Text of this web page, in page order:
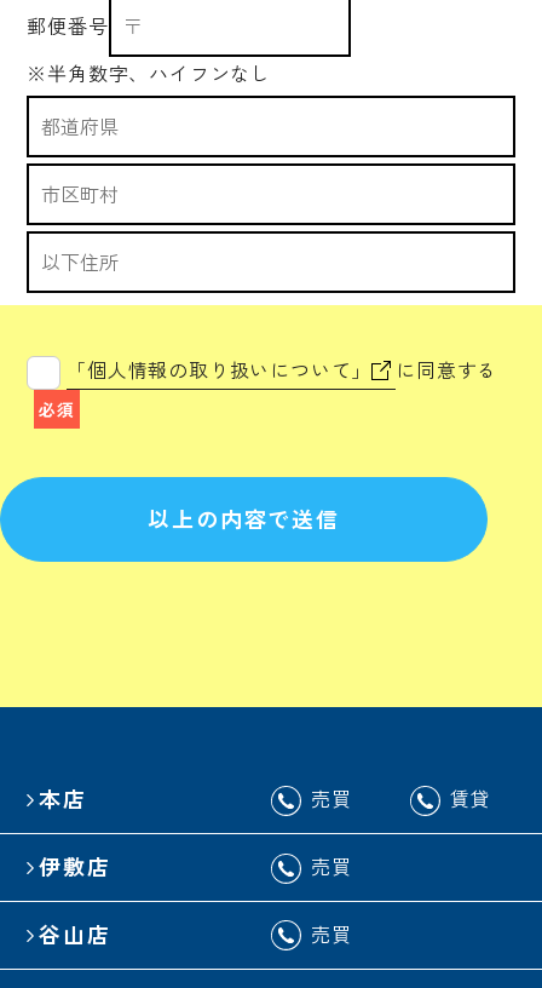
郵便番号
※半角数字、ハイフンなし
「個人情報の取り扱いについて」 に同意する
必須
以上の内容で送信
本店 売買 賃貸
伊敷店 売買
谷山店 売買